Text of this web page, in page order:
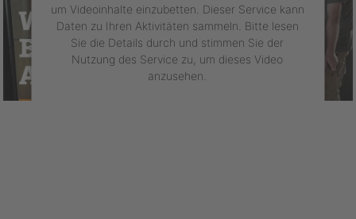
um Videoinhalte einzubetten. Dieser Service kann
Daten zu Ihren Aktivitäten sammeln. Bitte lesen
Sie die Details durch und stimmen Sie der
Nutzung des Service zu, um dieses Video
anzusehen.